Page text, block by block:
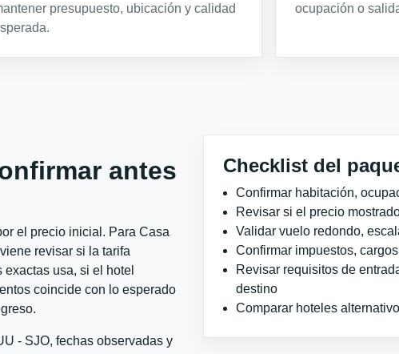
presupuesto, ubicación y calidad
ocupación o
antes
el precio inicial. Para Casa
revisar si la tarifa
usa, si el hotel
coincide con lo esperado
- SJO, fechas observadas y
Checklist del
Confirmar habitación,
Revisar si el precio
Validar vuelo redondo,
Confirmar impuestos,
Revisar requisitos de
destino
Comparar hoteles